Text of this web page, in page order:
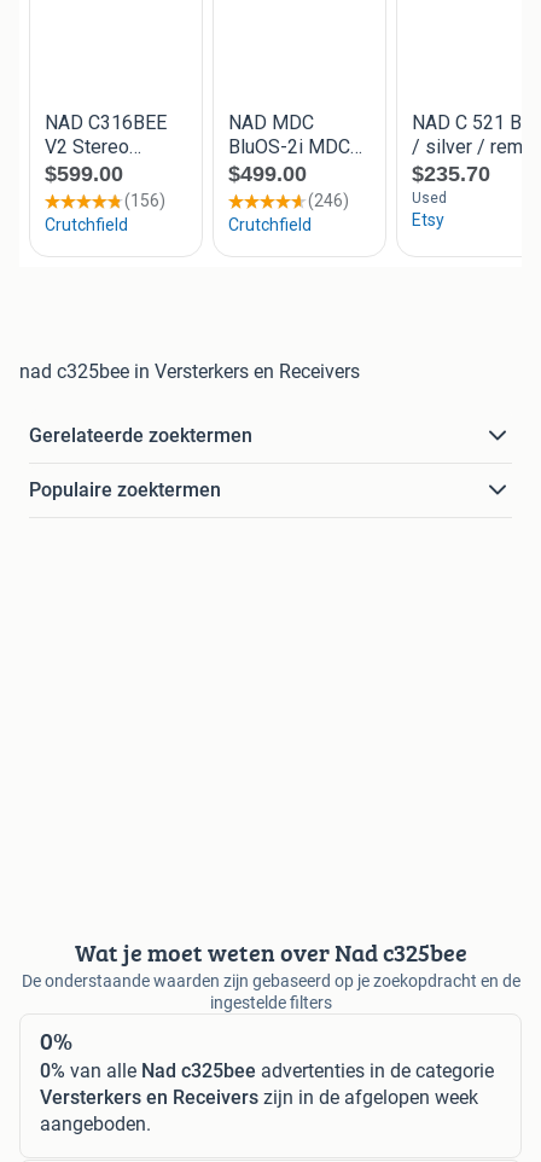
nad c325bee in Versterkers en Receivers
Gerelateerde zoektermen
Populaire zoektermen
Wat je moet weten over Nad c325bee
De onderstaande waarden zijn gebaseerd op je zoekopdracht en de
ingestelde filters
0%
0% van alle Nad c325bee advertenties in de categorie
Versterkers en Receivers zijn in de afgelopen week
aangeboden.